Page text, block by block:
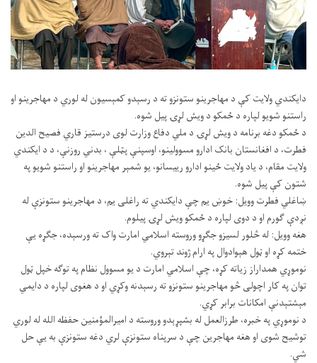
دایکندي ولایت کې د مهاجرینو ستونزو ته د رسېدو کمېسیون له لوري د مهاجرینو او
راستنو شویو لپاره د ځمکو د ویش لړۍ پیل شوه.
د ځمکو دغه برنامه د ویش لړۍ د ملي دفاع وزارت لوی درستیز قاري فصیح الدین
فطرت، د افغانستان بانک ادارو مسوولینو، اوسپنې پټلې ، بدني روزنې، د د ایکندي
ولایت مقام، د یاد ولایت ځينو ادارو رییسانو، یو شمېر مهاجرینو او راستنو شویو په
شتون کې پیل شوه.
ښاغلي فطرت وویل: خوښ یم چې دایکندي ته راغلی یم، د مهاجرینو ستونزې له
نږدې ګورم او د دوی لپاره د ځمکو ویش لړۍ پیلوم.
هغه وویل: له څلور لسیزو جګړو وروسته اسلامي امارت واک ته ورسېده، جګړه یې
ختمه کړه او ټول هېوادوال په ارام ژوند تېروي.
نوموړي همداراز زیاته کړه، چې اسلامي امارت د یو مسوول نظام په توګه خپل ټول
توان په کار اچولی څو مهاجرینو ستونزو ته رسېدنه وکړي او د هغوی لپاره د دایمي
مېشتېدنې امکانات برابر کړي.
د نوموړي په خبره، طرزالعمل له بشپړېدو وروسته د امیرالمؤمنین حفظه الله له لوري
توشیح شوی او هغه مهاجرین چې د سرپناه ستونزې لري دغه ستونزې به یې حل
شي.